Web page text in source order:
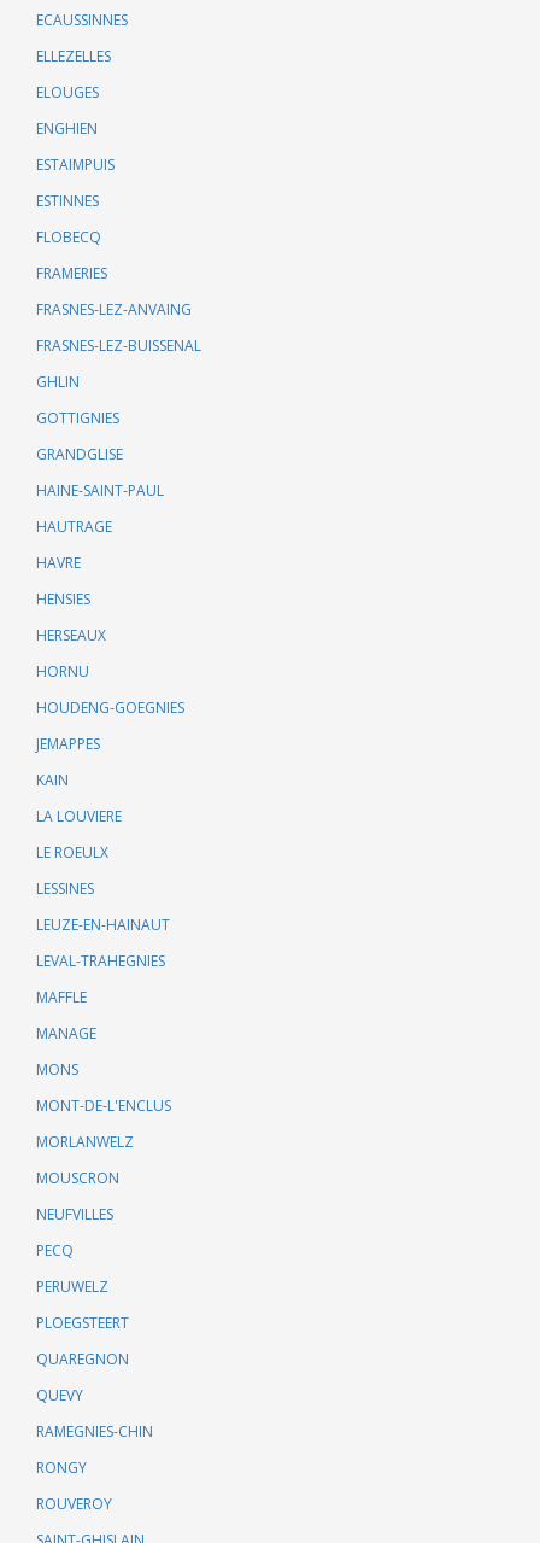
ECAUSSINNES
ELLEZELLES
ELOUGES
ENGHIEN
ESTAIMPUIS
ESTINNES
FLOBECQ
FRAMERIES
FRASNES-LEZ-ANVAING
FRASNES-LEZ-BUISSENAL
GHLIN
GOTTIGNIES
GRANDGLISE
HAINE-SAINT-PAUL
HAUTRAGE
HAVRE
HENSIES
HERSEAUX
HORNU
HOUDENG-GOEGNIES
JEMAPPES
KAIN
LA LOUVIERE
LE ROEULX
LESSINES
LEUZE-EN-HAINAUT
LEVAL-TRAHEGNIES
MAFFLE
MANAGE
MONS
MONT-DE-L'ENCLUS
MORLANWELZ
MOUSCRON
NEUFVILLES
PECQ
PERUWELZ
PLOEGSTEERT
QUAREGNON
QUEVY
RAMEGNIES-CHIN
RONGY
ROUVEROY